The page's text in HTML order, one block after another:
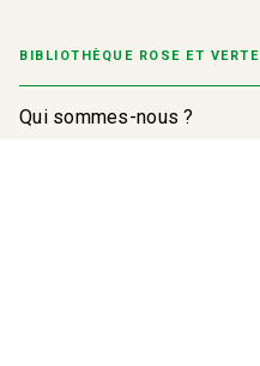
BIBLIOTHÈQUE ROSE ET VERTE
Qui sommes-nous ?